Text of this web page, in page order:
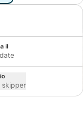
il
skipper